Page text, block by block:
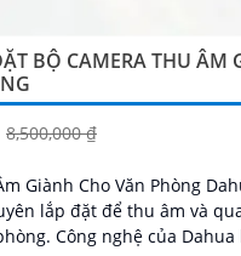
BỘ CAMERA THU ÂM
8,500,000 ₫
Giành Cho Văn Phòng
lắp đặt để thu âm và
luôn được